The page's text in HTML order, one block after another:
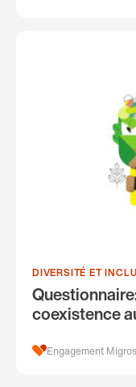
DIVERSITÉ ET
coexistence
Engagement Migros